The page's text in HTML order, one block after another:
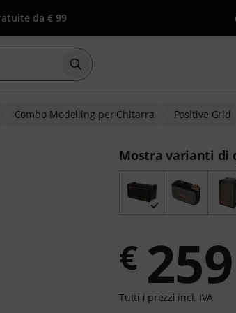
da € 99
Avviare la ricerca con il
Combo Modelling per Chitarra Positive Grid
Mostra varianti di
€ 259
Tutti i prezzi incl. IVA